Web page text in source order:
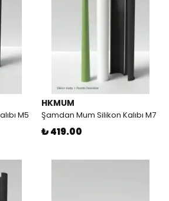
M5
HKMUM
Şamdan Mum Silikon Kalıbı M7
₺ 419.00